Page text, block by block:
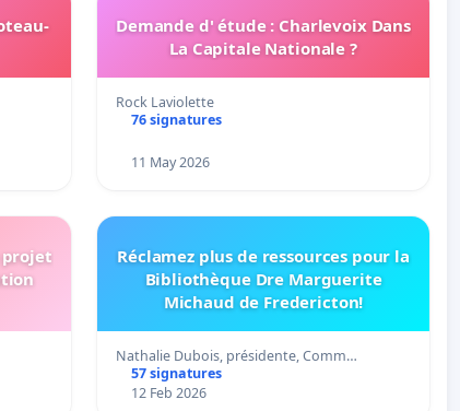
Demande d' étude : Charlevoix Dans
La Capitale Nationale ?
Rock Laviolette
76 signatures
11 May 2026
projet
Réclamez plus de ressources pour la
Bibliothèque Dre Marguerite
Michaud de Fredericton!
Nathalie Dubois, présidente, Comm…
57 signatures
12 Feb 2026